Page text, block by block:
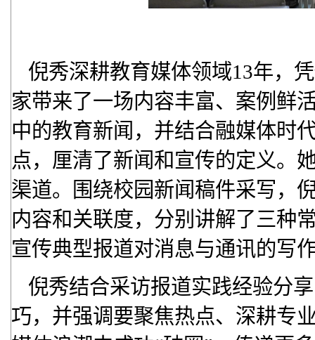
倪秀深耕教育媒体领域13年，
家带来了一场内容丰富、案例鲜
中的教育新闻，并结合融媒体时
点，厘清了新闻和宣传的定义。
渠道。围绕校园新闻稿件采写，
内容和关联度，分别讲解了三种
宣传典型报道对消息与通讯的写
倪秀结合采访报道实践经验分
巧，并强调要聚焦热点、深耕专